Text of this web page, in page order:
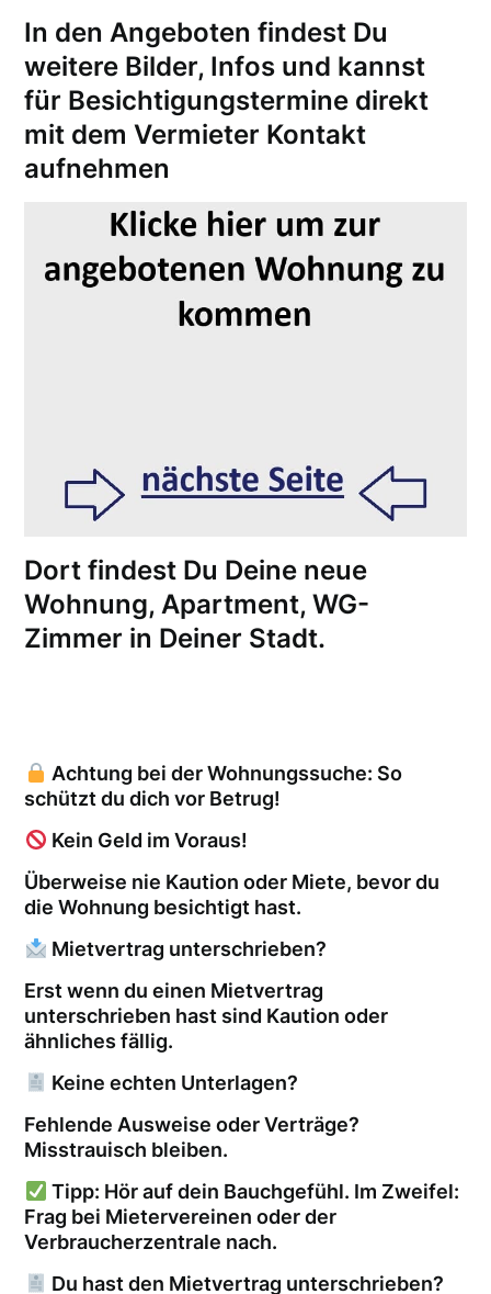
In den Angeboten findest Du
weitere Bilder, Infos und kannst
für Besichtigungstermine direkt
mit dem Vermieter Kontakt
aufnehmen
Dort findest Du Deine neue
Wohnung, Apartment, WG-
Zimmer in Deiner Stadt.
Achtung bei der Wohnungssuche: So
schützt du dich vor Betrug!
Kein Geld im Voraus!
Überweise nie Kaution oder Miete, bevor du
die Wohnung besichtigt hast.
Mietvertrag unterschrieben?
Erst wenn du einen Mietvertrag
unterschrieben hast sind Kaution oder
ähnliches fällig.
Keine echten Unterlagen?
Fehlende Ausweise oder Verträge?
Misstrauisch bleiben.
Tipp: Hör auf dein Bauchgefühl. Im Zweifel:
Frag bei Mietervereinen oder der
Verbraucherzentrale nach.
Du hast den Mietvertrag unterschrieben?